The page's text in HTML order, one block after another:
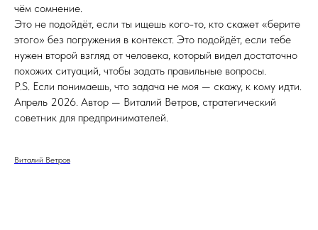
чём сомнение.
Это не подойдёт, если ты ищешь кого-то, кто скажет «берите
этого» без погружения в контекст. Это подойдёт, если тебе
нужен второй взгляд от человека, который видел достаточно
похожих ситуаций, чтобы задать правильные вопросы.
P.S. Если понимаешь, что задача не моя — скажу, к кому идти.
Апрель 2026. Автор — Виталий Ветров, стратегический
советник для предпринимателей.
Виталий Ветров